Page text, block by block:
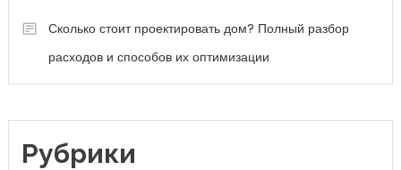
Сколько стоит проектировать дом? Полный разбор
расходов и способов их оптимизации
Рубрики